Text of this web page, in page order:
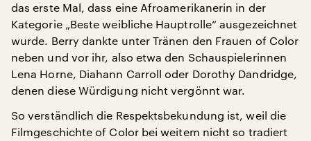
das erste Mal, dass eine Afroamerikanerin in der
Kategorie „Beste weibliche Hauptrolle“ ausgezeichnet
wurde. Berry dankte unter Tränen den Frauen of Color
neben und vor ihr, also etwa den Schauspielerinnen
Lena Horne, Diahann Carroll oder Dorothy Dandridge,
denen diese Würdigung nicht vergönnt war.
So verständlich die Respektsbekundung ist, weil die
Filmgeschichte of Color bei weitem nicht so tradiert